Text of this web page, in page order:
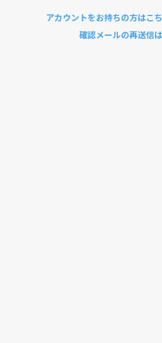
アカウントをお持ちの方はこ
確認メールの再送信